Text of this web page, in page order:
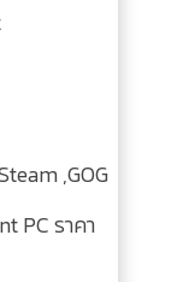
,GOG
PC ราคา